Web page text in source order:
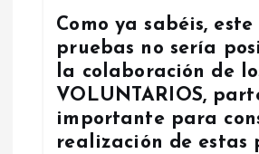
Como ya sabéis,
pruebas no sería
la colaboración de
VOLUNTARIOS,
importante para
realización de estas